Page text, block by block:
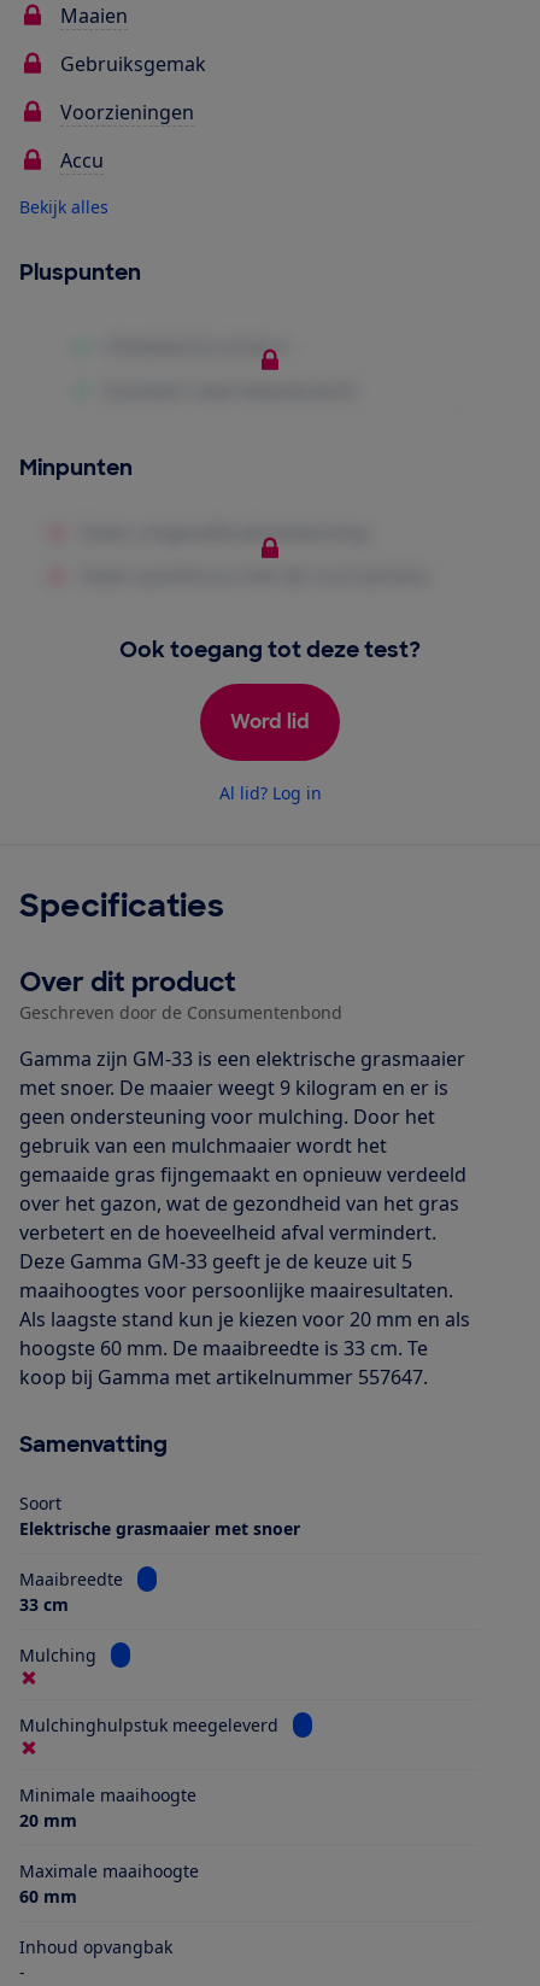
Maaien
Gebruiksgemak
Voorzieningen
Accu
Bekijk alles
Pluspunten
Minpunten
Ook toegang tot deze test?
Word lid
Al lid? Log in
Specificaties
Over dit product
Geschreven door de Consumentenbond
Gamma zijn GM-33 is een elektrische grasmaaier
met snoer. De maaier weegt 9 kilogram en er is
geen ondersteuning voor mulching. Door het
gebruik van een mulchmaaier wordt het
gemaaide gras fijngemaakt en opnieuw verdeeld
over het gazon, wat de gezondheid van het gras
verbetert en de hoeveelheid afval vermindert.
Deze Gamma GM-33 geeft je de keuze uit 5
maaihoogtes voor persoonlijke maairesultaten.
Als laagste stand kun je kiezen voor 20 mm en als
hoogste 60 mm. De maaibreedte is 33 cm. Te
koop bij Gamma met artikelnummer 557647.
Samenvatting
Soort
Elektrische grasmaaier met snoer
Maaibreedte
Bekijk informatie voor Maaibreedte
33 cm
Mulching Bekijk informatie voor Mulching
Mulchinghulpstuk meegeleverd Bekijk informatie voor
Minimale maaihoogte
20 mm
Maximale maaihoogte
60 mm
Inhoud opvangbak
-